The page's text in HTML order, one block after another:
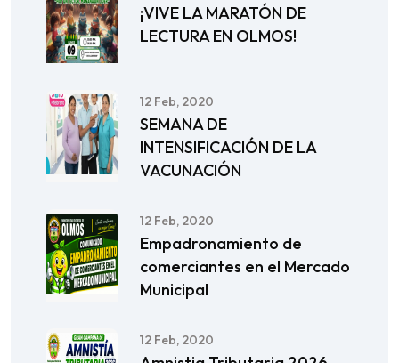
¡VIVE LA MARATÓN DE
LECTURA EN OLMOS!
12 Feb, 2020
SEMANA DE
INTENSIFICACIÓN DE LA
VACUNACIÓN
12 Feb, 2020
Empadronamiento de
comerciantes en el Mercado
Municipal
12 Feb, 2020